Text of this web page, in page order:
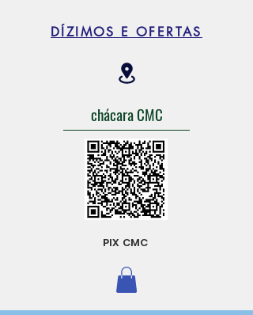
DÍZIMOS E OFERTAS
chácara CMC
PIX CMC